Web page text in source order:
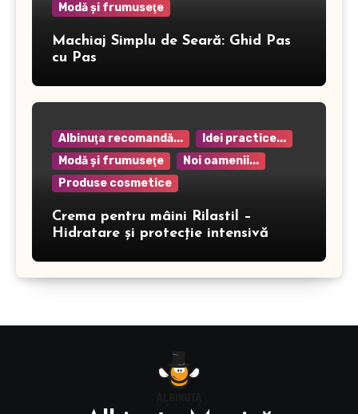
Modă şi frumuseţe
Machiaj Simplu de Seară: Ghid Pas
cu Pas
Albinuţa recomandă...
Idei practice...
Modă şi frumuseţe
Noi oamenii...
Produse cosmetice
Crema pentru mâini Rilastil –
Hidratare și protecție intensivă